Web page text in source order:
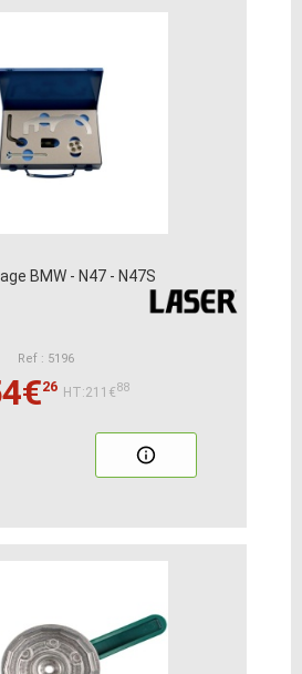
BMW - N47 - N47S
Ref : 5196
26 HT:211€88